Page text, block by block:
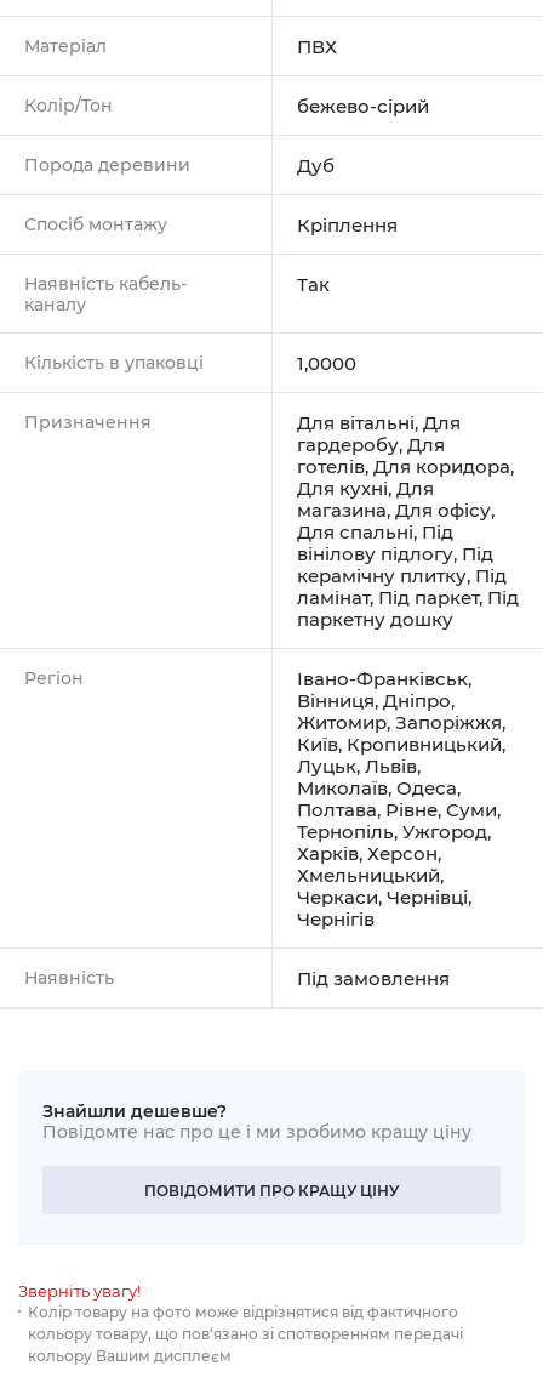
Матеріал ПВХ
Колір/Тон бежево-сірий
Порода деревини Дуб
Спосіб монтажу Кріплення
Наявність кабель-
каналу
Так
Кількість в упаковці 1,0000
Призначення Для вітальні, Для
гардеробу, Для
готелів, Для коридора,
Для кухні, Для
магазина, Для офісу,
Для спальні, Під
вінілову підлогу, Під
керамічну плитку, Під
ламінат, Під паркет, Під
паркетну дошку
Регіон Івано-Франківськ,
Вінниця, Дніпро,
Житомир, Запоріжжя,
Київ, Кропивницький,
Луцьк, Львів,
Миколаїв, Одеса,
Полтава, Рівне, Суми,
Тернопіль, Ужгород,
Харків, Херсон,
Хмельницький,
Черкаси, Чернівці,
Чернігів
Наявність Під замовлення
Знайшли дешевше?
Повідомте нас про це і ми зробимо кращу ціну
ПОВІДОМИТИ ПРО КРАЩУ ЦІНУ
Зверніть увагу!
Колір товару на фото може відрізнятися від фактичного
кольору товару, що пов‘язано зі спотворенням передачі
кольору Вашим дисплеєм